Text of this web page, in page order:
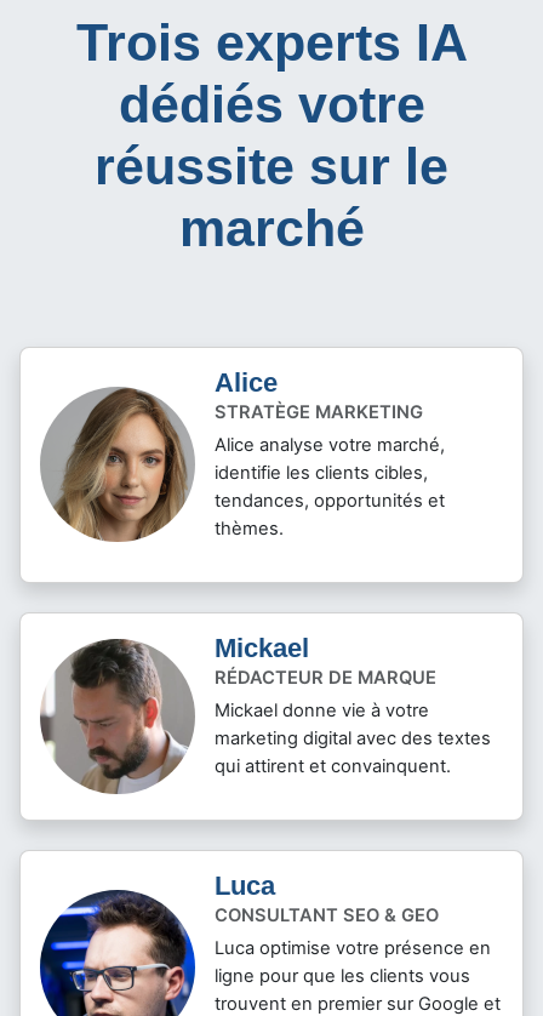
Trois experts IA
dédiés votre
réussite sur le
marché
Alice
STRATÈGE MARKETING
Alice analyse votre marché,
identifie les clients cibles,
tendances, opportunités et
thèmes.
Mickael
RÉDACTEUR DE MARQUE
Mickael donne vie à votre
marketing digital avec des textes
qui attirent et convainquent.
Luca
CONSULTANT SEO & GEO
Luca optimise votre présence en
ligne pour que les clients vous
trouvent en premier sur Google et